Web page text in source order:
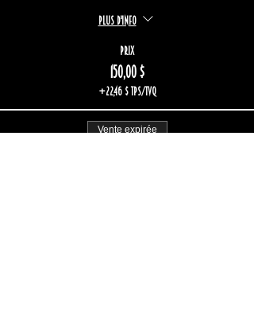
Plus d'info
Prix
150,00 $
+22,46 $ TPS/TVQ
Vente expirée